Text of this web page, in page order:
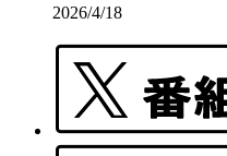
2026/4/18